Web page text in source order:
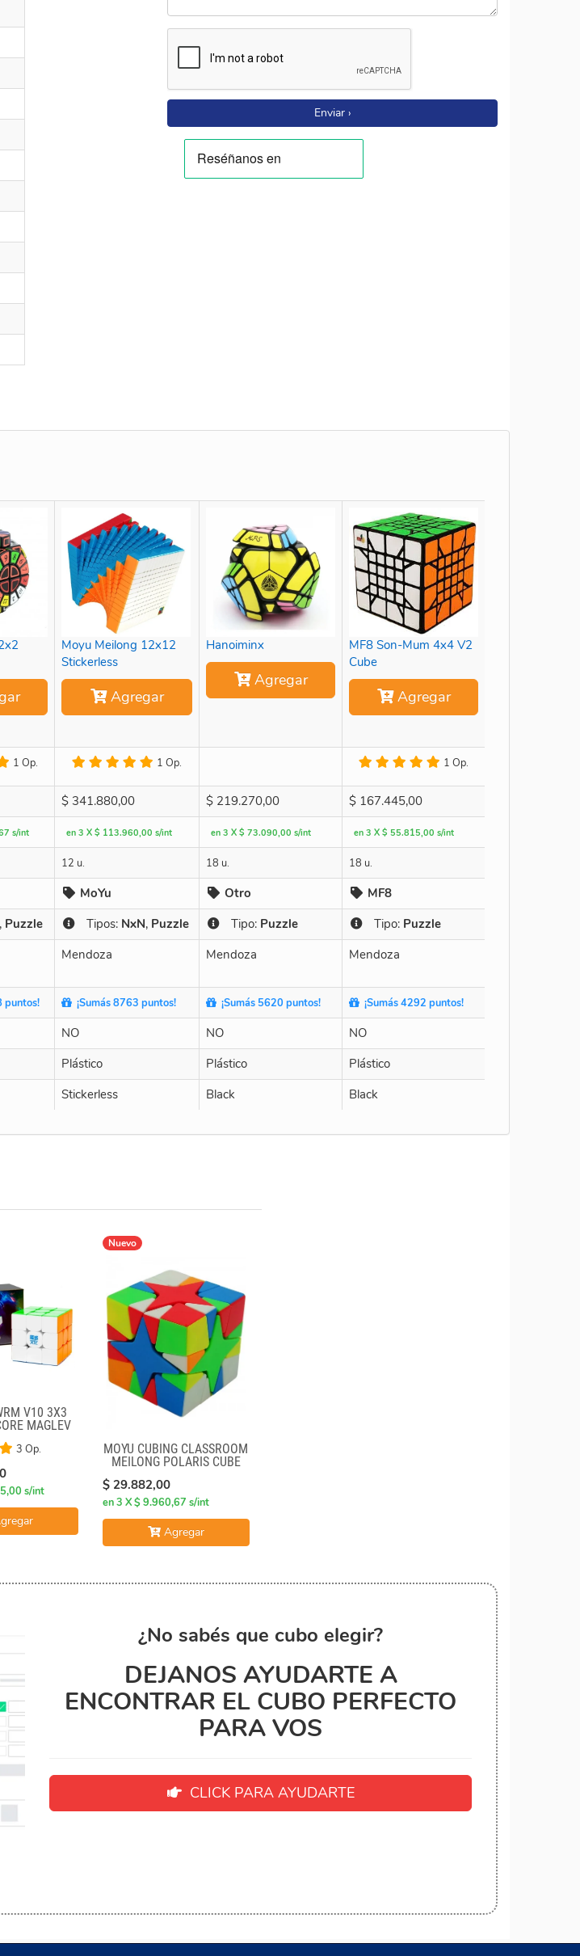
Enviar ›
Moyu Meilong 12x12
Stickerless
Agregar
Hanoiminx
Agregar
MF8 Son-Mum 4x4 V2
Cube
Agregar
1 Op. 1 Op. 1 Op.
$ 341.880,00 $ 219.270,00 $ 167.445,00
s/int en 3 X $ 113.960,00 s/int en 3 X $ 73.090,00 s/int en 3 X $ 55.815,00 s/int
12 u. 18 u. 18 u.
MoYu Otro
MF8
Puzzle Tipos: NxN, Puzzle Tipo: Puzzle Tipo: Puzzle
Mendoza Mendoza Mendoza
puntos! ¡Sumás 8763 puntos! ¡Sumás 5620 puntos! ¡Sumás 4292 puntos!
NO NO
NO
Plástico Plástico
Plástico
Stickerless Black Black
V10 3X3
MAGLEV
3 Op.
s/int
Nuevo
MOYU CUBING CLASSROOM
MEILONG POLARIS CUBE
$ 29.882,00
en 3 X $ 9.960,67 s/int
Agregar
¿No sabés que cubo elegir?
DEJANOS AYUDARTE A
ENCONTRAR EL CUBO PERFECTO
PARA VOS
CLICK PARA AYUDARTE